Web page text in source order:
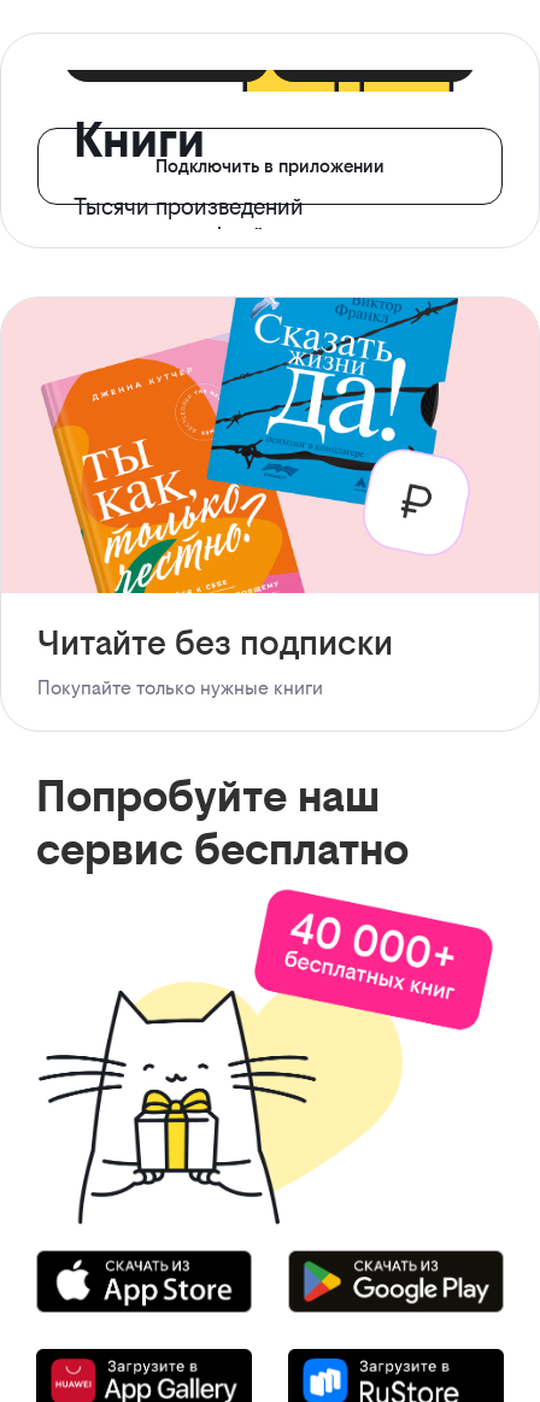
Книги
Тысячи произведений
с доступом офлайн
Подключить в приложении
Читайте без подписки
Покупайте только нужные книги
Попробуйте наш
сервис бесплатно